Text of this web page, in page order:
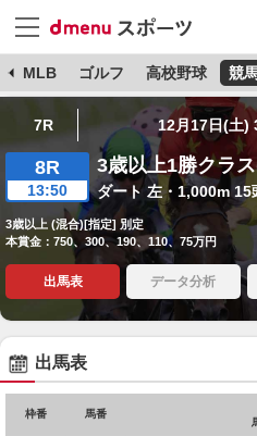
MLB ゴルフ 高校野球 競
7R 12月17日(土)
8R
13:50
3歳以上1勝クラ
ダート 左・1,000m 15
3歳以上 (混合)[指定] 別定
本賞金：750、300、190、110、75万円
出馬表 データ分析
出馬表
枠番 馬番